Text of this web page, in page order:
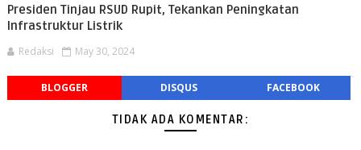
Presiden Tinjau RSUD Rupit, Tekankan Peningkatan
Infrastruktur Listrik
Redaksi May 30, 2024
BLOGGER DISQUS FACEBOOK
TIDAK ADA KOMENTAR: